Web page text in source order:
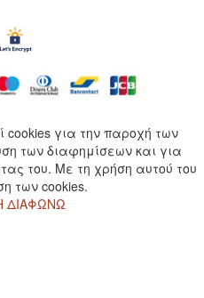
cookies για την παροχή των
των διαφημίσεων και για
του. Με τη χρήση αυτού του
των cookies.
ΔΙΑΦΩΝΩ